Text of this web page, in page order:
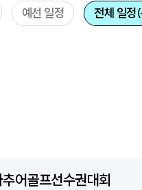
예선 일정 전체 일정
어골프선수권대회